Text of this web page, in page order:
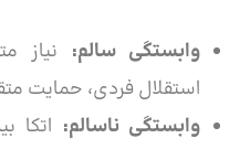
وابستگی سالم: نیاز
استقلال فردی، حمایت
وابستگی ناسالم: اتکا